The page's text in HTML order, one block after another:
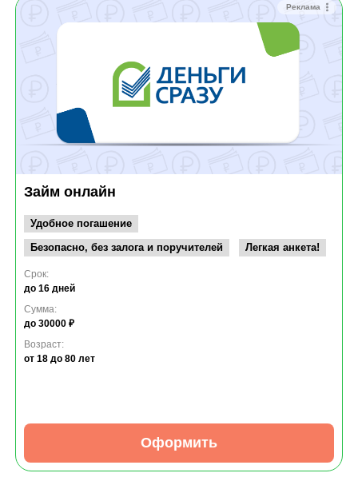
Реклама
Займ онлайн
Удобное погашение
Безопасно, без залога и поручителей
Легкая анкета!
Срок:
до 16 дней
Сумма:
до 30000 ₽
Возраст:
от 18 до 80 лет
Оформить